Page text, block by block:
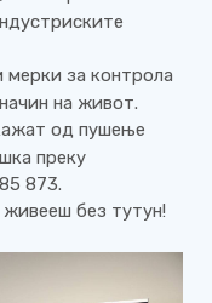
мерки за контрола
на живот.
од пушење
преку
873.
без тутун!